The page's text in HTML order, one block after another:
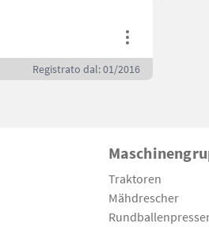
Registrato dal: 01/2016
Traktoren
Mähdrescher